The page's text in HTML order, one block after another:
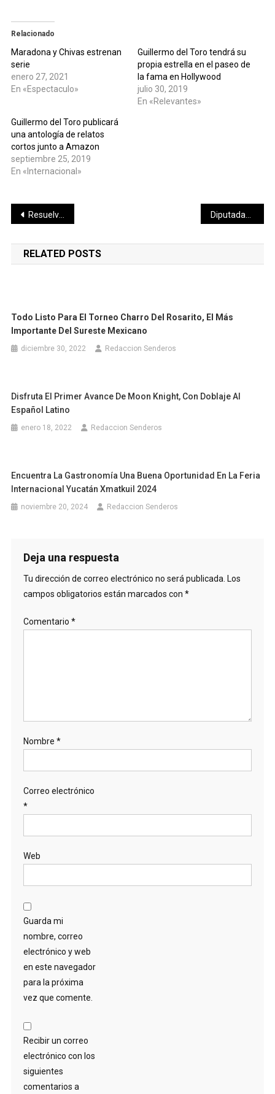
Relacionado
Maradona y Chivas estrenan
serie
enero 27, 2021
En «Espectaculo»
Guillermo del Toro tendrá su
propia estrella en el paseo de
la fama en Hollywood
julio 30, 2019
En «Relevantes»
Guillermo del Toro publicará
una antología de relatos
cortos junto a Amazon
septiembre 25, 2019
En «Internacional»
Navegación
de
entradas
Resuelven situación legal de involucrado en robo Diputadas y diputados se reúnen con investigadores del Instituto Mexicano de Tecnología del Agua
RELATED POSTS
Todo Listo Para El Torneo Charro Del Rosarito, El Más
Importante Del Sureste Mexicano
diciembre 30, 2022 Redaccion Senderos
Disfruta El Primer Avance De Moon Knight, Con Doblaje Al
Español Latino
enero 18, 2022 Redaccion Senderos
Encuentra La Gastronomía Una Buena Oportunidad En La Feria
Internacional Yucatán Xmatkuil 2024
noviembre 20, 2024 Redaccion Senderos
Deja una respuesta
Tu dirección de correo electrónico no será publicada. Los
campos obligatorios están marcados con *
Comentario *
Nombre *
Correo electrónico
*
Web
Guarda mi
nombre, correo
electrónico y web
en este navegador
para la próxima
vez que comente.
Recibir un correo
electrónico con los
siguientes
comentarios a